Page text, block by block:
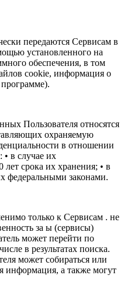
передаются Сервисам в
установленного на
обеспечения, в том
cookie, информация о
программе).
Пользователя относятся
охраняемую
в отношении
в случае их
лет срока их хранения; • в
федеральными законами.
только к Сервисам . не
за ы (сервисы)
может перейти по
в результатах поиска.
может собираться или
информация, а также могут